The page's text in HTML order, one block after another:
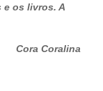
e os livros. A